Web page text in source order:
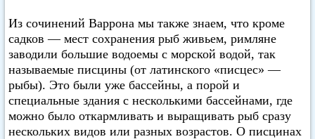
Из сочинений Варрона мы также знаем, что кроме
садков — мест сохранения рыб живьем, римляне
заводили большие водоемы с морской водой, так
называемые писцины (от латинского «писцес» —
рыбы). Это были уже бассейны, а порой и
специальные здания с несколькими бассейнами, где
можно было откармливать и выращивать рыб сразу
нескольких видов или разных возрастов. О писцинах